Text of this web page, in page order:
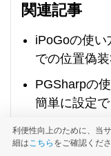
関連記事
iPoGoの使い
での位置偽
PGSharpの
簡単に設定
外出不要！
やる方法を
利便性向上のために、当
細はこちら をご確認くださ